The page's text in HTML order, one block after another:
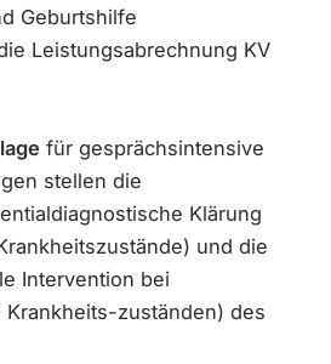
Geburtshilfe
Leistungsabrechnung KV
für gesprächsintensive
stellen die
Klärung
und die
Intervention bei
zuständen) des